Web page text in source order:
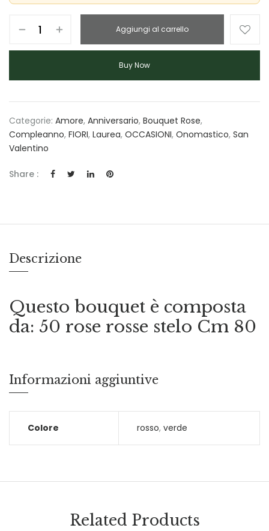
Aggiungi al carrello
Buy Now
Categorie: Amore, Anniversario, Bouquet Rose,
Compleanno, FIORI, Laurea, OCCASIONI, Onomastico, San
Valentino
Share :
Descrizione
Questo bouquet è composta
da: 50 rose rosse stelo Cm 80
Informazioni aggiuntive
Colore rosso, verde
Related Products